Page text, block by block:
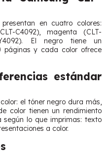
en cuatro colores:
C4092), magenta (CLT-
El negro tiene un
páginas y cada color ofrece
estándar
el tóner negro dura más,
color tienen un rendimiento
según lo que imprimas: texto
a color.